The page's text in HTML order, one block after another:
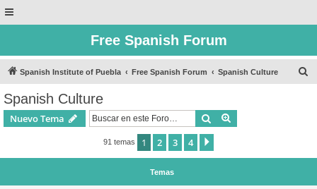
Free Spanish Forum
Spanish Institute of Puebla Free Spanish Forum Spanish Culture
Spanish Culture
Nuevo Tema Buscar
91 temas 1 2 3 4
Temas